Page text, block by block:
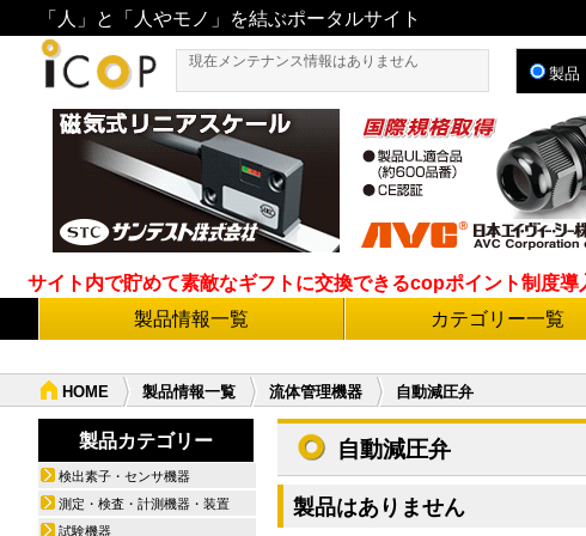
「人」と「人やモノ」を結ぶポータルサイト
現在メンテナンス情報はありません
製品
サイト内で貯めて素敵なギフトに交換できるcopポイント制度
製品情報一覧
カテゴリー一覧
HOME 製品情報一覧 流体管理機器 自動減圧弁
自動減圧弁
製品はありません
製品カテゴリー
検出素子・センサ機器
測定・検査・計測機器・装置
試験機器